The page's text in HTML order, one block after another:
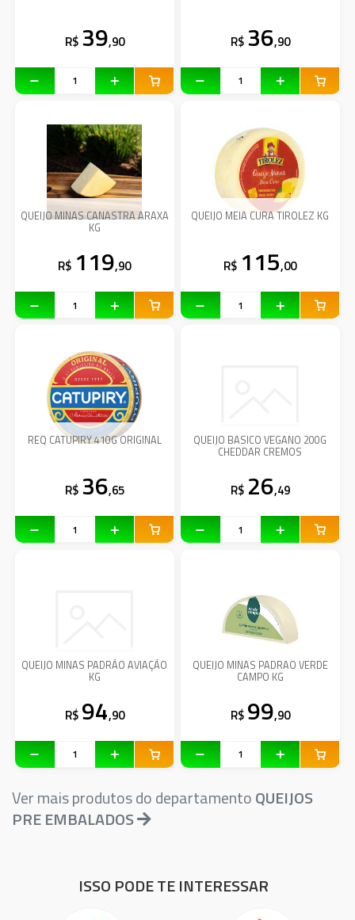
R$ 39,90 R$ 36,90
QUEIJO MINAS CANASTRA ARAXA
KG
R$ 119,90
QUEIJO MEIA CURA TIROLEZ KG
R$ 115,00
REQ CATUPIRY 410G ORIGINAL
R$ 36,65
QUEIJO BASICO VEGANO 200G
CHEDDAR CREMOS
R$ 26,49
QUEIJO MINAS PADRÃO AVIAÇÃO
KG
R$ 94,90
QUEIJO MINAS PADRAO VERDE
CAMPO KG
R$ 99,90
Ver mais produtos do departamentoQUEIJOS
PRE EMBALADOS
ISSO PODE TE INTERESSAR